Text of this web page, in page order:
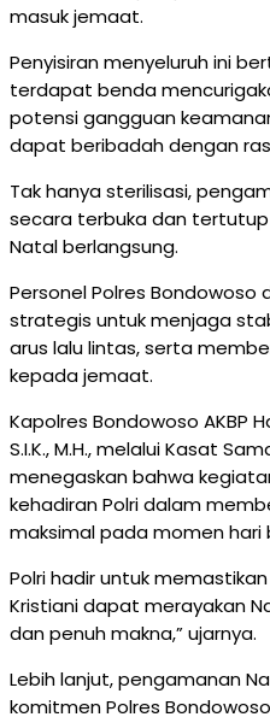
masuk jemaat.
Penyisiran menyeluruh ini
terdapat benda
potensi gangguan
dapat beribadah dengan
Tak hanya sterilisasi,
secara terbuka dan
Natal berlangsung.
Personel Polres
strategis untuk menjaga
arus lalu lintas, serta
kepada jemaat.
Kapolres Bondowoso AKBP
S.I.K., M.H., melalui Kasat
menegaskan bahwa
kehadiran Polri dalam
maksimal pada momen hari
Polri hadir untuk
Kristiani dapat merayakan
dan penuh makna,” ujarnya.
Lebih lanjut, pengamanan
komitmen Polres